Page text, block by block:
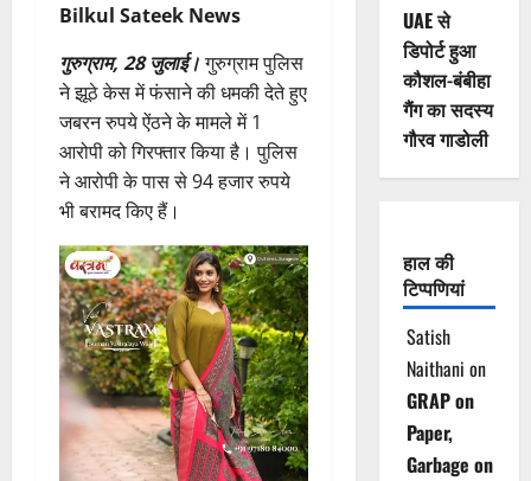
Bilkul Sateek News
गुरुग्राम, 28 जुलाई। गुरुग्राम पुलिस
ने झूठे केस में फंसाने की धमकी देते हुए
जबरन रुपये ऐंठने के मामले में 1
आरोपी को गिरफ्तार किया है। पुलिस
ने आरोपी के पास से 94 हजार रुपये
भी बरामद किए हैं।
UAE से
डिपोर्ट हुआ
कौशल-बंबीहा
गैंग का सदस्य
गौरव गाडोली
हाल की
टिप्पणियां
Satish
Naithani on
GRAP on
Paper,
Garbage on